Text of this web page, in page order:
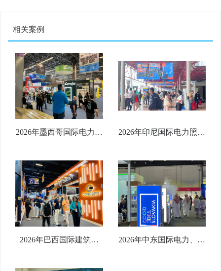
相关案例
2026年墨西哥国际电力电
Expo Electrica International
2026
2026年印尼国际电力照明
2026)
2026年巴西国际建筑展
2026年中东国际电力、照